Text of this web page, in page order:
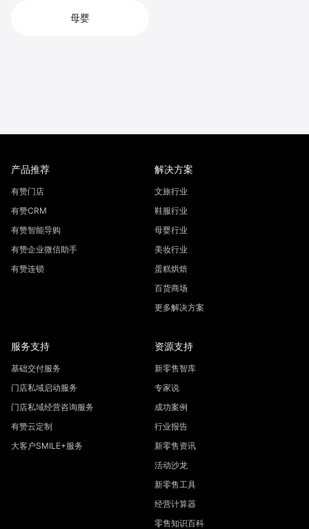
母婴
产品推荐
有赞门店
有赞CRM
有赞智能导购
有赞企业微信助手
有赞连锁
解决方案
文旅行业
鞋服行业
母婴行业
美妆行业
蛋糕烘焙
百货商场
更多解决方案
服务支持
基础交付服务
门店私域启动服务
门店私域经营咨询服务
有赞云定制
大客户SMILE+服务
资源支持
新零售智库
专家说
成功案例
行业报告
新零售资讯
活动沙龙
新零售工具
经营计算器
零售知识百科